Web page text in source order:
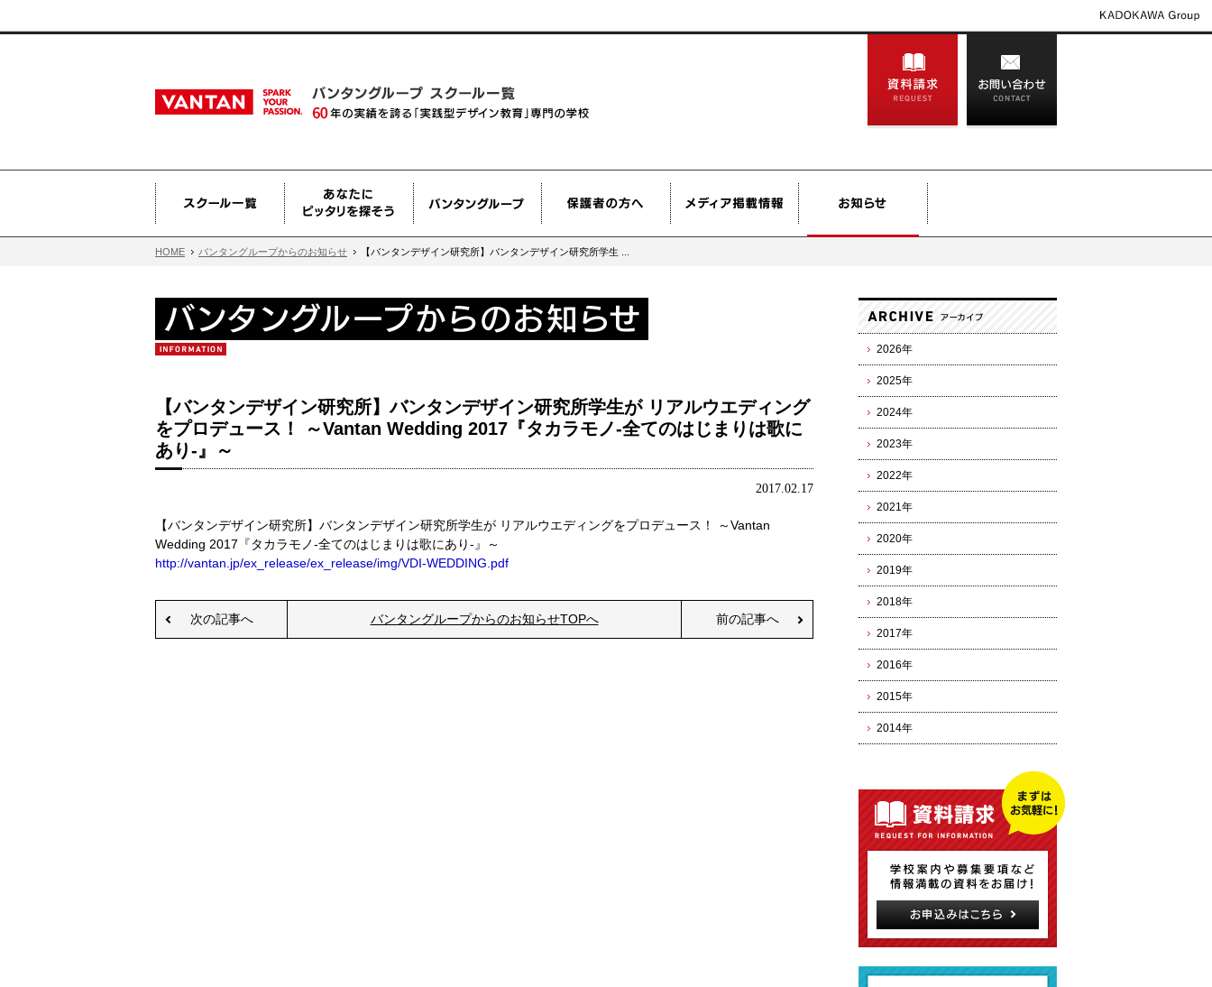
HOME バンタングループからのお知らせ 【バンタンデザイン研究所】バンタンデザイン研究所学生 ...
【バンタンデザイン研究所】バンタンデザイン研究所学生が リアルウエディング
をプロデュース！ ～Vantan Wedding 2017『タカラモノ-全てのはじまりは歌に
あり-』～
2017.02.17
【バンタンデザイン研究所】バンタンデザイン研究所学生が リアルウエディングをプロデュース！ ～Vantan
Wedding 2017『タカラモノ-全てのはじまりは歌にあり-』～
http://vantan.jp/ex_release/ex_release/img/VDI-WEDDING.pdf
次の記事へ バンタングループからのお知らせTOPへ 前の記事へ
2026年
2025年
2024年
2023年
2022年
2021年
2020年
2019年
2018年
2017年
2016年
2015年
2014年